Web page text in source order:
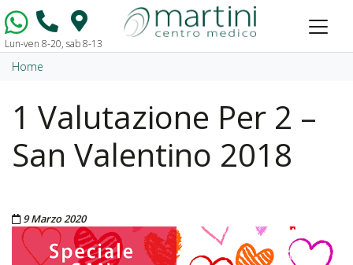
Vai al contenuto
Lun-ven 8-20, sab 8-13
Home
1 Valutazione Per 2 –
San Valentino 2018
Pubblicato il
9 Marzo 2020